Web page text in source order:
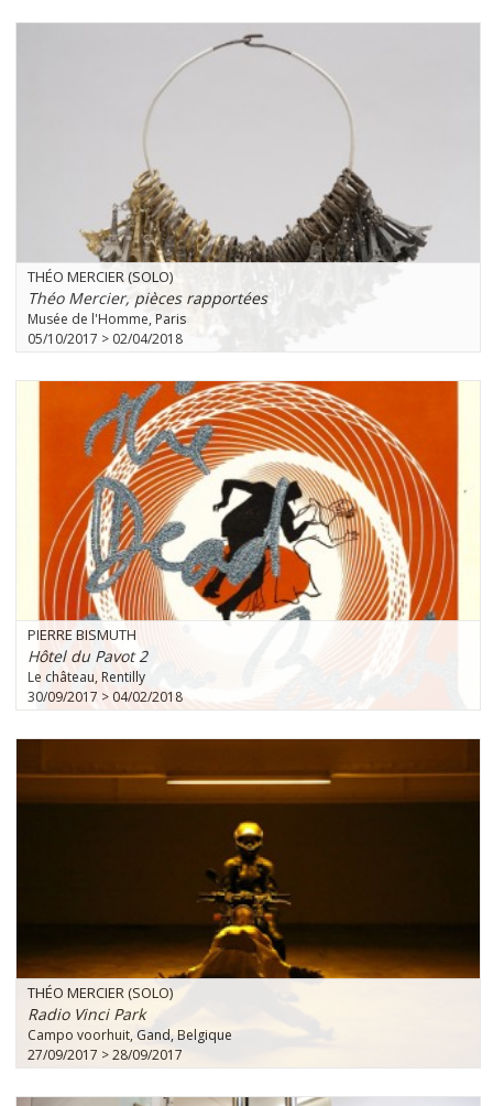
THÉO MERCIER (SOLO)
Théo Mercier, pièces rapportées
Musée de l'Homme, Paris
05/10/2017 > 02/04/2018
PIERRE BISMUTH
Hôtel du Pavot 2
Le château, Rentilly
30/09/2017 > 04/02/2018
THÉO MERCIER (SOLO)
Radio Vinci Park
Campo voorhuit, Gand, Belgique
27/09/2017 > 28/09/2017